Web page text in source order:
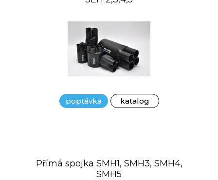
poptávka katalog
Přímá spojka SMH1, SMH3, SMH4,
SMH5